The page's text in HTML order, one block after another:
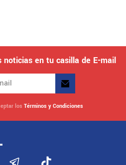
noticias en tu casilla de E-mail
los Términos y Condiciones